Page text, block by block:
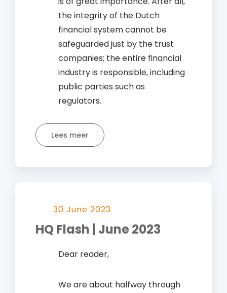
the integrity of the Dutch
financial system cannot be
safeguarded just by the trust
companies; the entire financial
industry is responsible, including
public parties such as
regulators.
Lees meer
30 June 2023
HQ Flash | June 2023
Dear reader,
We are about halfway through